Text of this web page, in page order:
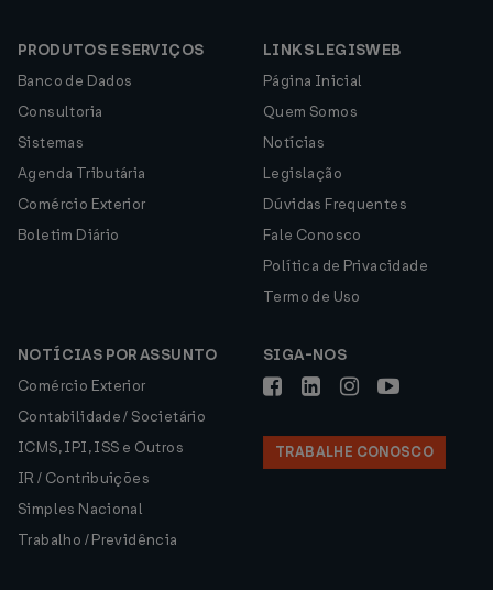
PRODUTOS E SERVIÇOS
Banco de Dados
Consultoria
Sistemas
Agenda Tributária
Comércio Exterior
Boletim Diário
LINKS LEGISWEB
Página Inicial
Quem Somos
Notícias
Legislação
Dúvidas Frequentes
Fale Conosco
Política de Privacidade
Termo de Uso
NOTÍCIAS POR ASSUNTO
Comércio Exterior
Contabilidade / Societário
ICMS, IPI, ISS e Outros
IR / Contribuições
Simples Nacional
Trabalho / Previdência
SIGA-NOS
TRABALHE CONOSCO